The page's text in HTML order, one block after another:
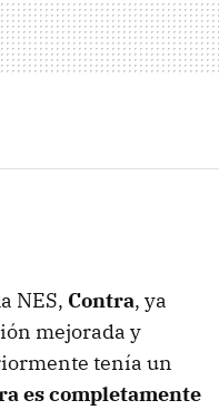
NES, Contra, ya
mejorada y
tenía un
es completamente